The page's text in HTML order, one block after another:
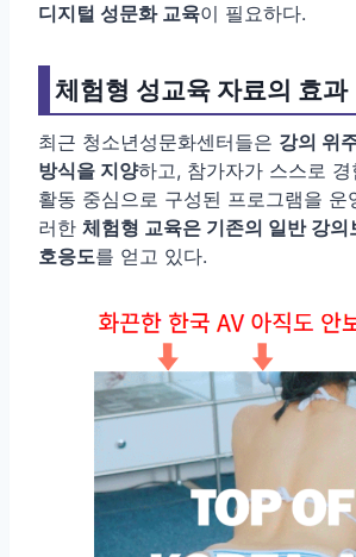
디지털 성문화 교육이 필요하다.
체험형 성교육 자료의 효과
최근 청소년성문화센터들은 강의 위
방식을 지양하고, 참가자가 스스로
활동 중심으로 구성된 프로그램을 운
러한 체험형 교육은 기존의 일반 강의
호응도를 얻고 있다.